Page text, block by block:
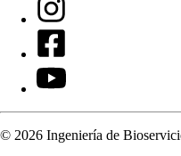
© 2026 Ingeniería de